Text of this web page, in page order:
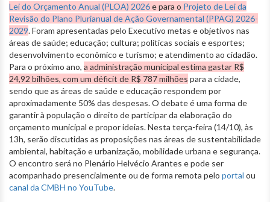
Lei do Orçamento Anual (PLOA) 2026e para o Projeto de Lei da
Revisão do Plano Plurianual de Ação Governamental (PPAG) 2026-
2029. Foram apresentadas pelo Executivo metas e objetivos nas
áreas de saúde; educação; cultura; políticas sociais e esportes;
desenvolvimento econômico e turismo; e atendimento ao cidadão.
Para o próximo ano, a administração municipal estima gastar R$
24,92 bilhões, com um déficit de R$ 787 milhões para a cidade,
sendo que as áreas de saúde e educação respondem por
aproximadamente 50% das despesas. O debate é uma forma de
garantir à população o direito de participar da elaboração do
orçamento municipal e propor ideias. Nesta terça-feira (14/10), às
13h, serão discutidas as proposições nas áreas de sustentabilidade
ambiental, habitação e urbanização, mobilidade urbana e segurança.
O encontro será no Plenário Helvécio Arantes e pode ser
acompanhado presencialmente ou de forma remota pelo portal ou
canal da CMBH no YouTube.